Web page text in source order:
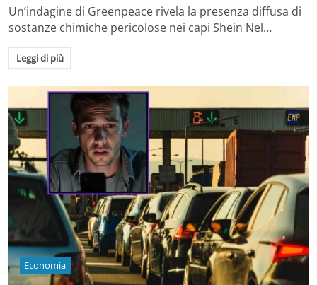
Un’indagine di Greenpeace rivela la presenza diffusa di
sostanze chimiche pericolose nei capi Shein Nel…
Leggi di più
Economia